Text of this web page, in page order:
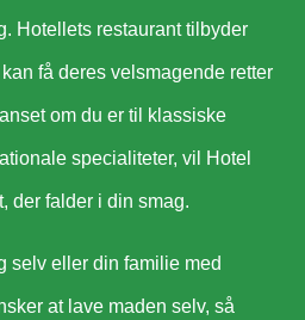
Hotellets restaurant tilbyder
få deres velsmagende retter
om du er til klassiske
specialiteter, vil Hotel
der falder i din smag.
selv eller din familie med
at lave maden selv, så